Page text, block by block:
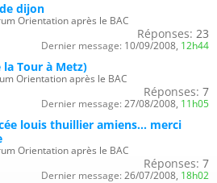
dijon
Orientation après le BAC
Réponses: 23
Dernier message: 10/09/2008, 12h44
la Tour à Metz)
Orientation après le BAC
Réponses: 7
Dernier message: 27/08/2008, 11h05
louis thuillier amiens... merci
Orientation après le BAC
Réponses: 7
Dernier message: 26/07/2008, 18h02